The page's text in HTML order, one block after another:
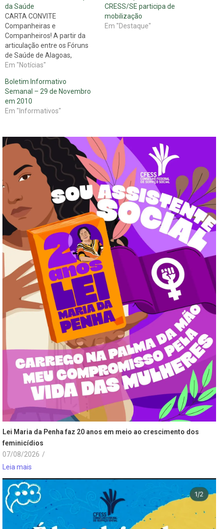
da Saúde
CARTA CONVITE
Companheiras e
Companheiros! A partir da
articulação entre os Fóruns
de Saúde de Alagoas,
Paraná, Rio de Janeiro, São
em defesa do SUS criou-se a
“Frente Nacional contra as
Organizações Sociais: pela
procedência da ADIN
Sindicatos, Trabalhadores do
Em "Notícias"
CRESS/SE participa de
mobilização
Em "Destaque"
Boletim Informativo
Semanal – 29 de Novembro
em 2010
Em "Informativos"
Lei Maria da Penha faz 20 anos em meio ao crescimento dos
feminicídios
07/08/2026 /
Leia mais